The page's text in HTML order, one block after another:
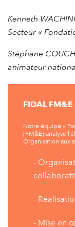
Kenneth
Secteur «
Stéphane
animateur
FIDAL FM&E
Notre équipe «
(FM&E) analyse
Organisation aux
-
-
- Mise en